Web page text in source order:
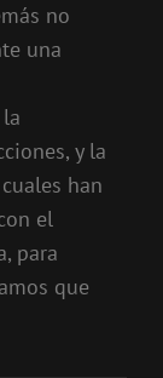
no
una
y la
han
el
para
que